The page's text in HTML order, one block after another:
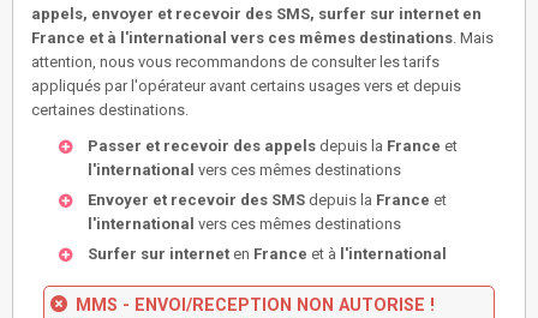
appels, envoyer et recevoir des SMS, surfer sur internet en
France et à l'international vers ces mêmes destinations . Mais
attention, nous vous recommandons de consulter les tarifs
appliqués par l'opérateur avant certains usages vers et depuis
certaines destinations.
Passer et recevoir des appels depuis la France et
l'international vers ces mêmes destinations
Envoyer et recevoir des SMS depuis la France et
l'international vers ces mêmes destinations
Surfer sur internet en France et à l'international
MMS - ENVOI/RECEPTION NON AUTORISE !